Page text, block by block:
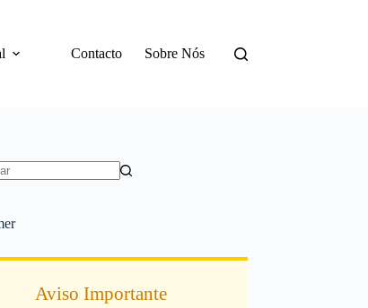
Contacto Sobre Nós
Aviso Importante